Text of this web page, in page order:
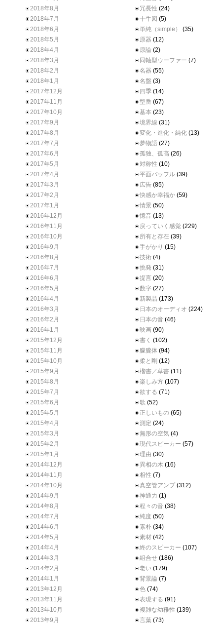
2018年8月
2018年7月
2018年6月
2018年5月
2018年4月
2018年3月
2018年2月
2018年1月
2017年12月
2017年11月
2017年10月
2017年9月
2017年8月
2017年7月
2017年6月
2017年5月
2017年4月
2017年3月
2017年2月
2017年1月
2016年12月
2016年11月
2016年10月
2016年9月
2016年8月
2016年7月
2016年6月
2016年5月
2016年4月
2016年3月
2016年2月
2016年1月
2015年12月
2015年11月
2015年10月
2015年9月
2015年8月
2015年7月
2015年6月
2015年5月
2015年4月
2015年3月
2015年2月
2015年1月
2014年12月
2014年11月
2014年10月
2014年9月
2014年8月
2014年7月
2014年6月
2014年5月
2014年4月
2014年3月
2014年2月
2014年1月
2013年12月
2013年11月
2013年10月
2013年9月
冗長性 (24)
十牛図 (5)
単純（simple）
(35)
原器 (12)
原論 (2)
同軸型ウーファー (7)
名器 (55)
名盤 (3)
四季 (14)
型番 (67)
基本 (23)
境界線 (31)
変化・進化・純化 (13)
夢物語 (27)
孤独、孤高 (26)
対称性 (10)
平面バッフル (39)
広告 (85)
快感か幸福か (59)
情景 (50)
憶音 (13)
戻っていく感覚 (229)
所有と存在 (39)
手がかり (15)
技術 (4)
挑発 (31)
提言 (20)
数字 (27)
新製品 (173)
日本のオーディオ (224)
日本の音 (46)
映画 (90)
書く (102)
朦朧体 (94)
柔と剛 (12)
楷書／草書 (11)
楽しみ方 (107)
欲する (71)
歌 (52)
正しいもの (65)
測定 (24)
無形の空気 (4)
現代スピーカー (57)
理由 (30)
異相の木 (16)
相性 (7)
真空管アンプ (312)
神通力 (1)
程々の音 (38)
純度 (50)
素朴 (34)
素材 (42)
終のスピーカー (107)
組合せ (186)
老い (179)
背景論 (7)
色 (74)
表現する (91)
複雑な幼稚性 (139)
言葉 (73)